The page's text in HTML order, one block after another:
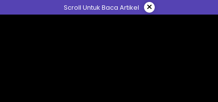
ke
Scroll Untuk Baca Artikel ×